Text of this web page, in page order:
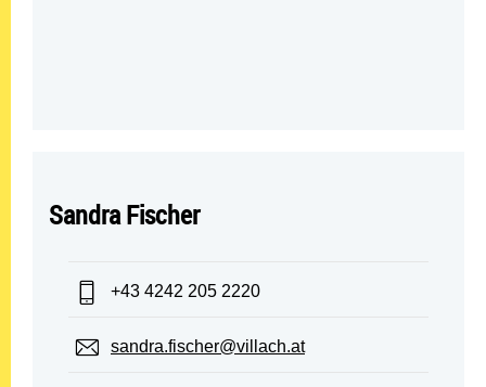
Sandra Fischer
Telefon:
+43 4242 205 2220
E-Mail:
sandra.fischer@villach.at